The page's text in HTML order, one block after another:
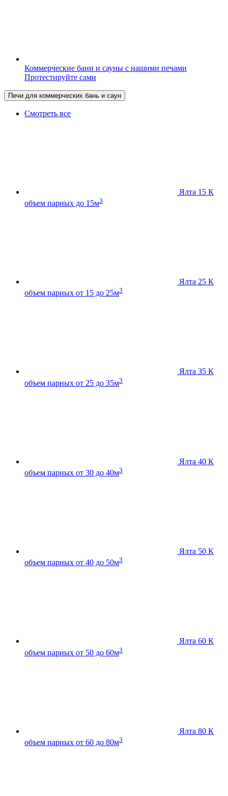
Коммерческие бани и сауны с нашими печами
Протестируйте сами
Печи для коммерческих бань и саун
Смотреть все
Ялта 15 К
объем парных до 15м3
Ялта 25 К
объем парных от 15 до 25м3
Ялта 35 К
объем парных от 25 до 35м3
Ялта 40 К
объем парных от 30 до 40м3
Ялта 50 К
объем парных от 40 до 50м3
Ялта 60 К
объем парных от 50 до 60м3
Ялта 80 К
объем парных от 60 до 80м3